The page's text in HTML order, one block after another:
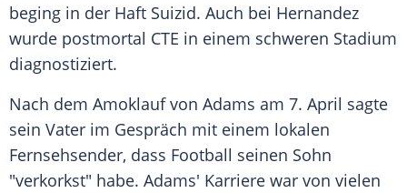
beging in der Haft Suizid. Auch bei Hernandez
wurde postmortal CTE in einem schweren Stadium
diagnostiziert.
Nach dem Amoklauf von Adams am 7. April sagte
sein Vater im Gespräch mit einem lokalen
Fernsehsender, dass Football seinen Sohn
"verkorkst" habe. Adams' Karriere war von vielen